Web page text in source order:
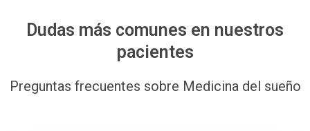
Dudas más comunes en nuestros
pacientes
Preguntas frecuentes sobre Medicina del sueño